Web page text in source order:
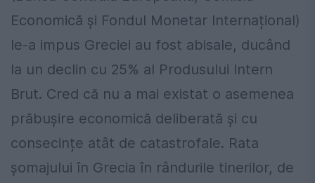
Economică și Fondul Monetar Internațional)
le-a impus Greciei au fost abisale, ducând
la un declin cu 25% al Produsului Intern
Brut. Cred că nu a mai existat o asemenea
prăbușire economică deliberată și cu
consecințe atât de catastrofale. Rata
șomajului în Grecia în rândurile tinerilor, de